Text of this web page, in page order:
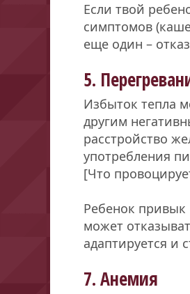
Если твой
симптомов
еще один –
5.
Избыток тепла
другим
расстройство
употребления
[Что
Ребенок привык
может
адаптируется и
7. Анемия